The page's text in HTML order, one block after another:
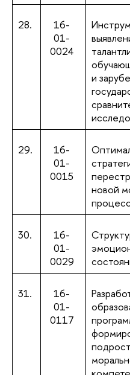
28.
16-
01-
0024
и
29.
16-
01-
0015
новой
30.
16-
01-
0029
31.
16-
01-
0117